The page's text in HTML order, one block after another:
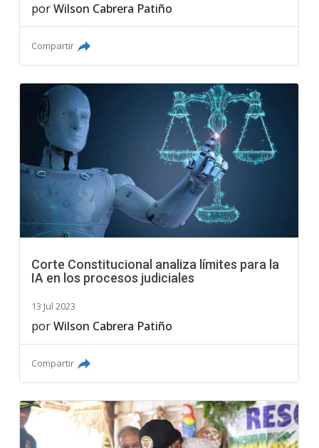
porWilson Cabrera Patiño
Compartir
Corte Constitucional analiza límites para la
IA en los procesos judiciales
13 Jul 2023
porWilson Cabrera Patiño
Compartir